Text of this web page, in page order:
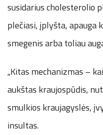
susidarius cholesterolio
plečiasi, įplyšta, apauga
smegenis arba toliau
„Kitas mechanizmas –
aukštas kraujospūdis,
smulkios kraujagyslės,
insultas.